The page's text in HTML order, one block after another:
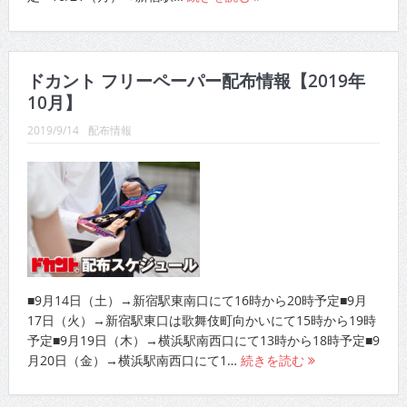
ドカント フリーペーパー配布情報【2019年
10月】
2019/9/14 配布情報
■9月14日（土）→新宿駅東南口にて16時から20時予定■9月
17日（火）→新宿駅東口は歌舞伎町向かいにて15時から19時
予定■9月19日（木）→横浜駅南西口にて13時から18時予定■9
月20日（金）→横浜駅南西口にて1… 続きを読む